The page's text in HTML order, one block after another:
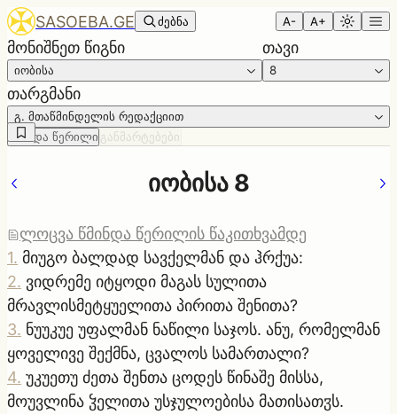
SASOEBA.GE ძებნა A- A+
მონიშნეთ წიგნი
იობისა
თავი
8
თარგმანი
გ. მთაწმინდელის რედაქციით
წმინდა წერილი განმარტებები
იობისა 8
ლოცვა წმინდა წერილის წაკითხვამდე
1. მიუგო ბალდად სავქელმან და ჰრქუა:
2. ვიდრემე იტყოდი მაგას სულითა
მრავლისმეტყუელითა პირითა შენითა?
3. ნუუკუე უფალმან ნაწილი საჯოს. ანუ, რომელმან
ყოველივე შექმნა, ცვალოს სამართალი?
4. უკუეთუ ძეთა შენთა ცოდეს წინაშე მისსა,
მოუვლინა ჴელითა უსჯულოებისა მათისათჳს.